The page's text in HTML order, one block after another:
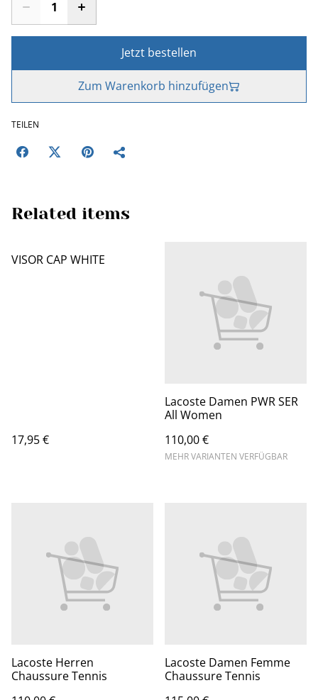
Jetzt bestellen
Zum Warenkorb hinzufügen
TEILEN
Related items
VISOR CAP WHITE
17,95 €
Lacoste Damen PWR SER
All Women
110,00 €
MEHR VARIANTEN VERFÜGBAR
Lacoste Herren
Chaussure Tennis
Lacoste Damen Femme
Chaussure Tennis